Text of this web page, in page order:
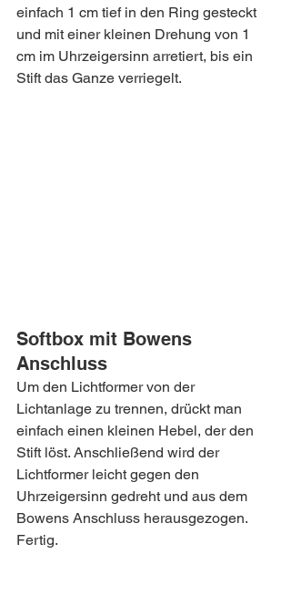
einfach 1 cm tief in den Ring gesteckt
und mit einer kleinen Drehung von 1
cm im Uhrzeigersinn arretiert, bis ein
Stift das Ganze verriegelt.
Softbox mit Bowens
Anschluss
Um den Lichtformer von der
Lichtanlage zu trennen, drückt man
einfach einen kleinen Hebel, der den
Stift löst. Anschließend wird der
Lichtformer leicht gegen den
Uhrzeigersinn gedreht und aus dem
Bowens Anschluss herausgezogen.
Fertig.